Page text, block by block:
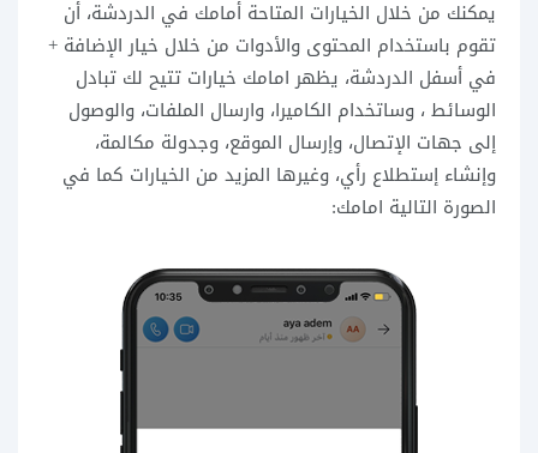
يمكنك من خلال الخيارات المتاحة أمامك في الدردشة، أن
تقوم باستخدام المحتوى والأدوات من خلال خيار الإضافة +
في أسفل الدردشة، يظهر امامك خيارات تتيح لك تبادل
الوسائط ، وساتخدام الكاميرا، وارسال الملفات، والوصول
إلى جهات الإتصال، وإرسال الموقع، وجدولة مكالمة،
وإنشاء إستطلاع رأي، وغيرها المزيد من الخيارات كما في
الصورة التالية امامك: